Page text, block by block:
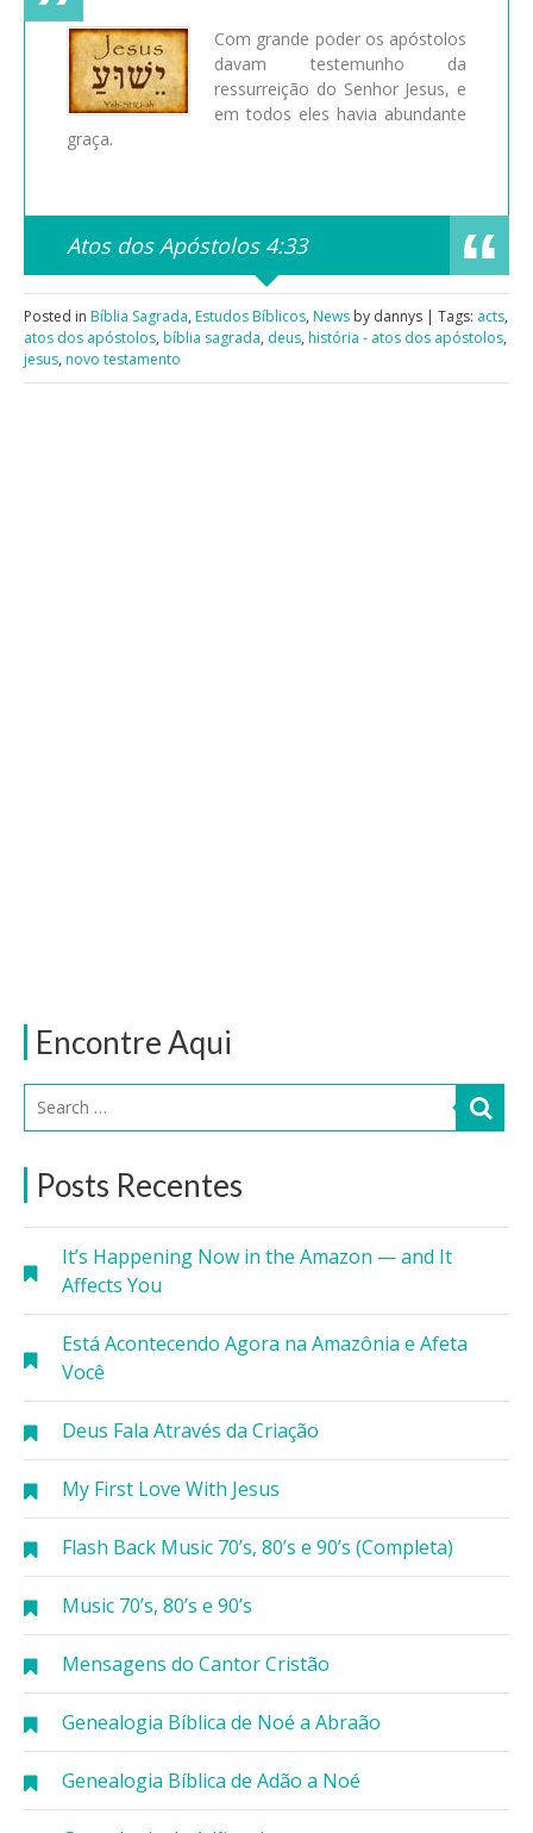
Encontre Aqui
Posts Recentes
It’s Happening Now in the Amazon — and It
Affects You
Está Acontecendo Agora na Amazônia e Afeta
Você
Deus Fala Através da Criação
My First Love With Jesus
Flash Back Music 70’s, 80’s e 90’s (Completa)
Music 70’s, 80’s e 90’s
Mensagens do Cantor Cristão
Genealogia Bíblica de Noé a Abraão
Genealogia Bíblica de Adão a Noé
Com grande poder os apóstolos
davam testemunho da
ressurreição do Senhor Jesus, e
em todos eles havia abundante
graça.
Atos dos Apóstolos 4:33
Posted in Bíblia Sagrada, Estudos Bíblicos, News by dannys | Tags: acts,
atos dos apóstolos, bíblia sagrada, deus, história - atos dos apóstolos,
jesus, novo testamento